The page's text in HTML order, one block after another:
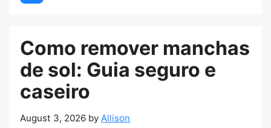
Como remover manchas
de sol: Guia seguro e
caseiro
August 3, 2026 by Allison